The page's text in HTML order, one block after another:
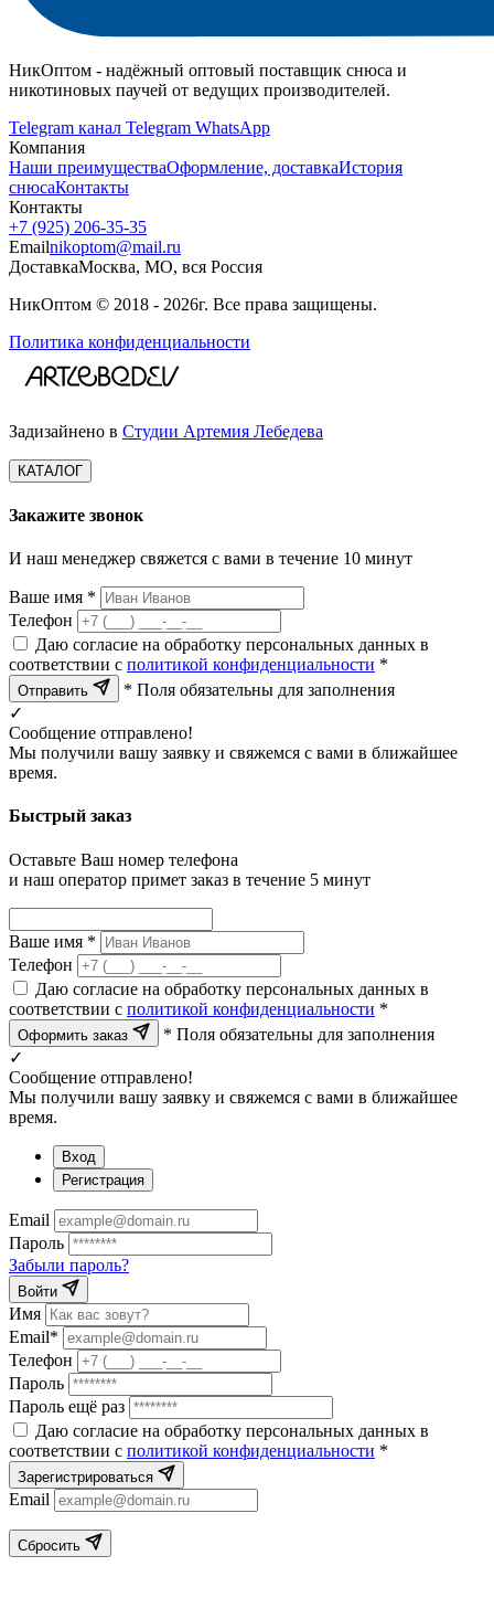
НикОптом - надёжный оптовый поставщик снюса и
никотиновых паучей от ведущих производителей.
Telegram канал Telegram WhatsApp
Компания
Наши преимуществаОформление, доставкаИстория
снюсаКонтакты
Контакты
+7 (925) 206‑35‑35
Emailnikoptom@mail.ru
ДоставкаМосква, МО, вся Россия
НикОптом © 2018 - 2026г. Все права защищены.
Политика конфиденциальности
Задизайнено в Студии Артемия Лебедева
КАТАЛОГ
Закажите звонок
И наш менеджер свяжется с вами в течение 10 минут
Ваше имя *
Телефон
Даю согласие на обработку персональных данных в
соответствии с политикой конфиденциальности *
Отправить
* Поля обязательны для заполнения
✓
Сообщение отправлено!
Мы получили вашу заявку и свяжемся с вами в ближайшее
время.
Быстрый заказ
Оставьте Ваш номер телефона
и наш оператор примет заказ в течение 5 минут
Ваше имя *
Телефон
Даю согласие на обработку персональных данных в
соответствии с политикой конфиденциальности *
Оформить заказ
* Поля обязательны для заполнения
✓
Сообщение отправлено!
Мы получили вашу заявку и свяжемся с вами в ближайшее
время.
Вход
Регистрация
Email
Пароль
Забыли пароль?
Войти
Имя
Email*
Телефон
Пароль
Пароль ещё раз
Даю согласие на обработку персональных данных в
соответствии с политикой конфиденциальности *
Зарегистрироваться
Email
Сбросить